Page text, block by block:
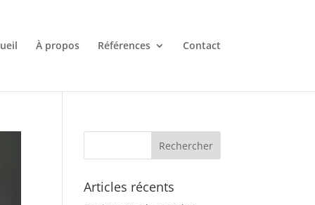
À propos Références Contact
Articles récents